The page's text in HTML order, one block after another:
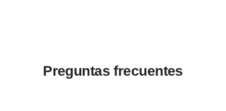
Preguntas frecuentes